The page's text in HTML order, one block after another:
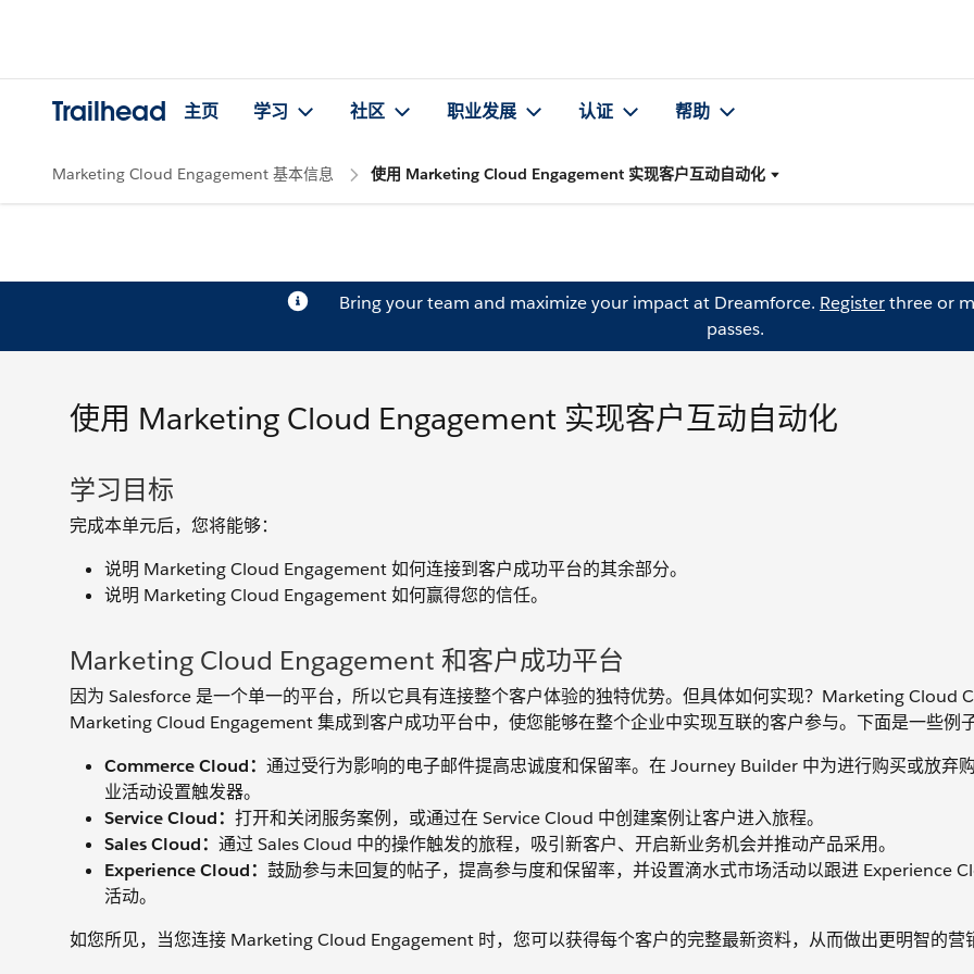
Trailhead 主页 学习 社区 职业发展 认证 帮助
Marketing Cloud Engagement 基本信息 使用 Marketing Cloud Engagement 实现客户互动自动化
Bring your team and maximize your impact at Dreamforce. Registerthree or
passes.
使用 Marketing Cloud Engagement 实现客户互动自动化
学习目标
完成本单元后，您将能够：
说明 Marketing Cloud Engagement 如何连接到客户成功平台的其余部分。
说明 Marketing Cloud Engagement 如何赢得您的信任。
Marketing Cloud Engagement 和客户成功平台
因为 Salesforce 是一个单一的平台，所以它具有连接整个客户体验的独特优势。但具体如何实现？Marketing Cloud
Marketing Cloud Engagement 集成到客户成功平台中，使您能够在整个企业中实现互联的客户参与。下面是一些例
Commerce Cloud： 通过受行为影响的电子邮件提高忠诚度和保留率。在 Journey Builder 中为进行购买或放弃
业活动设置触发器。
Service Cloud： 打开和关闭服务案例，或通过在 Service Cloud 中创建案例让客户进入旅程。
Sales Cloud： 通过 Sales Cloud 中的操作触发的旅程，吸引新客户、开启新业务机会并推动产品采用。
Experience Cloud： 鼓励参与未回复的帖子，提高参与度和保留率，并设置滴水式市场活动以跟进 Experience
活动。
如您所见，当您连接 Marketing Cloud Engagement 时，您可以获得每个客户的完整最新资料，从而做出更明智的营